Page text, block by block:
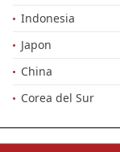
Indonesia
Japon
China
Corea del Sur